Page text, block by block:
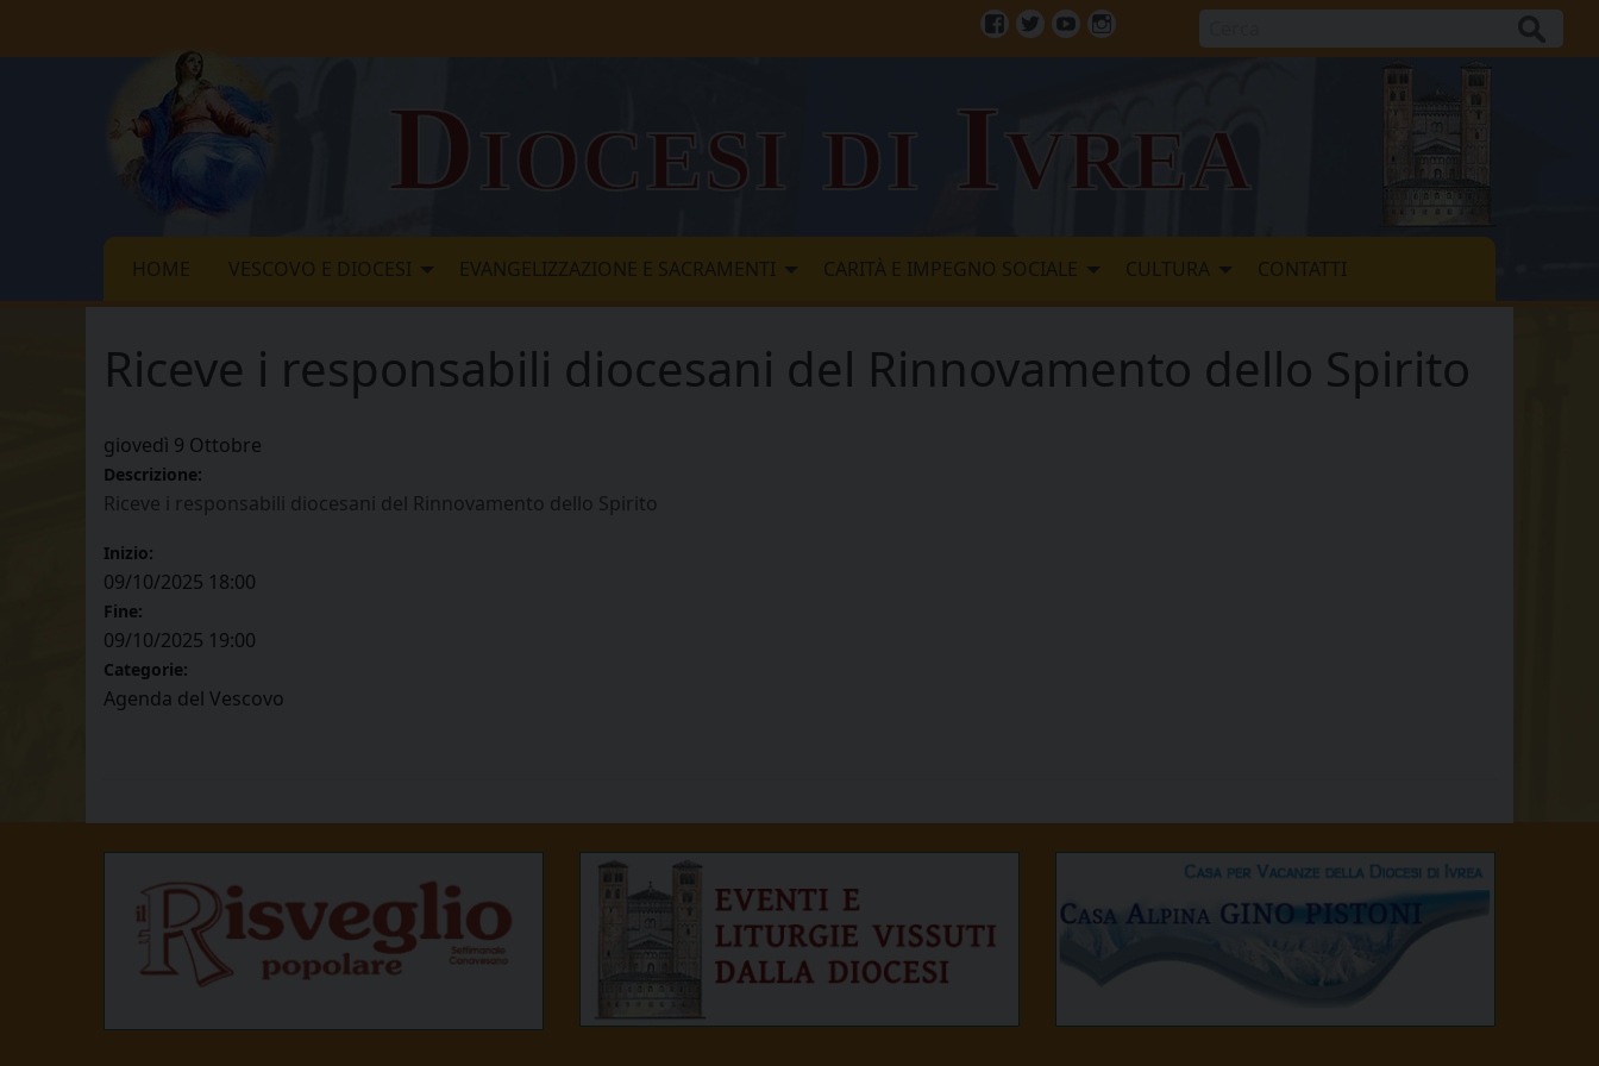
Diocesi di Ivrea
HOME VESCOVO E DIOCESI EVANGELIZZAZIONE E SACRAMENTI CARITÀ E IMPEGNO SOCIALE CULTURA CONTATTI
Riceve i responsabili diocesani del Rinnovamento dello Spirito
giovedì 9 Ottobre
Descrizione:
Riceve i responsabili diocesani del Rinnovamento dello Spirito
Inizio:
09/10/2025 18:00
Fine:
09/10/2025 19:00
Categorie:
Agenda del Vescovo